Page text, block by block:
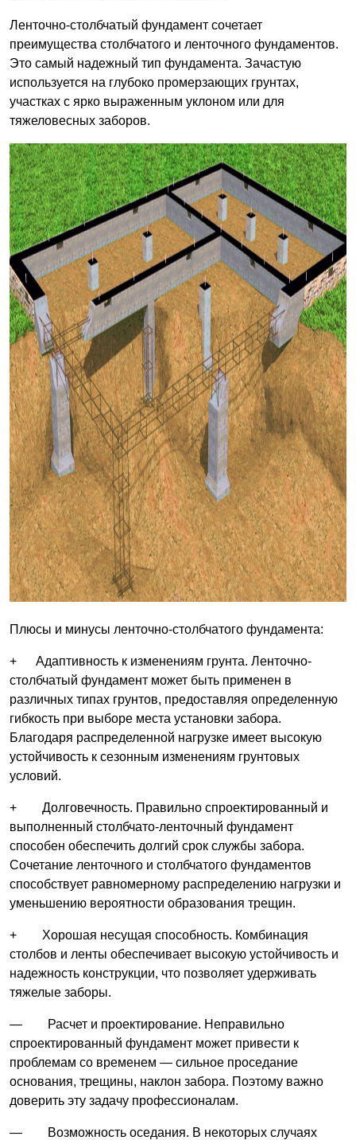
Ленточно-столбчатый фундамент сочетает
преимущества столбчатого и ленточного фундаментов.
Это самый надежный тип фундамента. Зачастую
используется на глубоко промерзающих грунтах,
участках с ярко выраженным уклоном или для
тяжеловесных заборов.
Плюсы и минусы ленточно-столбчатого фундамента:
+ Адаптивность к изменениям грунта. Ленточно-
столбчатый фундамент может быть применен в
различных типах грунтов, предоставляя определенную
гибкость при выборе места установки забора.
Благодаря распределенной нагрузке имеет высокую
устойчивость к сезонным изменениям грунтовых
условий.
+ Долговечность. Правильно спроектированный и
выполненный столбчато-ленточный фундамент
способен обеспечить долгий срок службы забора.
Сочетание ленточного и столбчатого фундаментов
способствует равномерному распределению нагрузки и
уменьшению вероятности образования трещин.
+ Хорошая несущая способность. Комбинация
столбов и ленты обеспечивает высокую устойчивость и
надежность конструкции, что позволяет удерживать
тяжелые заборы.
— Расчет и проектирование. Неправильно
спроектированный фундамент может привести к
проблемам со временем — сильное проседание
основания, трещины, наклон забора. Поэтому важно
доверить эту задачу профессионалам.
— Возможность оседания. В некоторых случаях